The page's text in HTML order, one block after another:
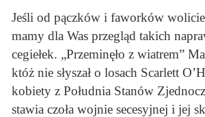
Jeśli od pączków i faworków wolicie
mamy dla Was przegląd takich
cegiełek. „Przeminęło z wiatrem”
któż nie słyszał o losach Scarlett
kobiety z Południa Stanów
stawia czoła wojnie secesyjnej i jej